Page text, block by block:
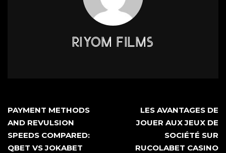
RIYOM FILMS
PAYMENT METHODS
AND REVULSION
SPEEDS COMPARED:
QBET VS JOKABET
LES AVANTAGES DE
JOUER AUX JEUX DE
SOCIÉTÉ SUR
RUCOLABET CASINO